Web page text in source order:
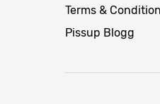
Terms &
Pissup Blogg